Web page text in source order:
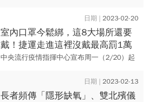
公共運輸及特定運具等8大場所需全程配戴口
罩外，其他全面放寬...
2023-02-20
室內口罩今鬆綁，這8大場所還要
戴！捷運走進這裡沒戴最高罰1萬
5...「2條件」最快5月降級全解禁
中央流行疫情指揮中心宣布周一（2/20）起
構、公共運輸及特定運具等8大場所需全程配
戴口罩外，其他場所室內...
2023-02-13
長者頻傳「隱形缺氧」、雙北殯儀